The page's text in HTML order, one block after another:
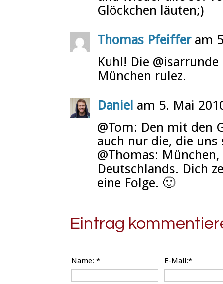
Glöckchen läuten;)
Thomas Pfeifferam
Kuhl! Die
München rulez.
Daniel am 5. Mai
@Tom: Den mit den
auch nur die, die
@Thomas:
Deutschlands. Dich
eine Folge. 🙂
Eintrag
Name: * E-Mail:*